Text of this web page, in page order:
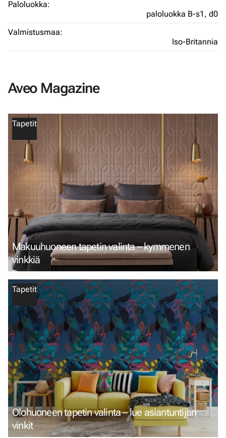
Paloluokka:
paloluokka B-s1, d0
Valmistusmaa:
Iso-Britannia
Aveo Magazine
Tapetit
Makuuhuoneen tapetin valinta – kymmenen
vinkkiä
Tapetit
Olohuoneen tapetin valinta – lue asiantuntijan
vinkit